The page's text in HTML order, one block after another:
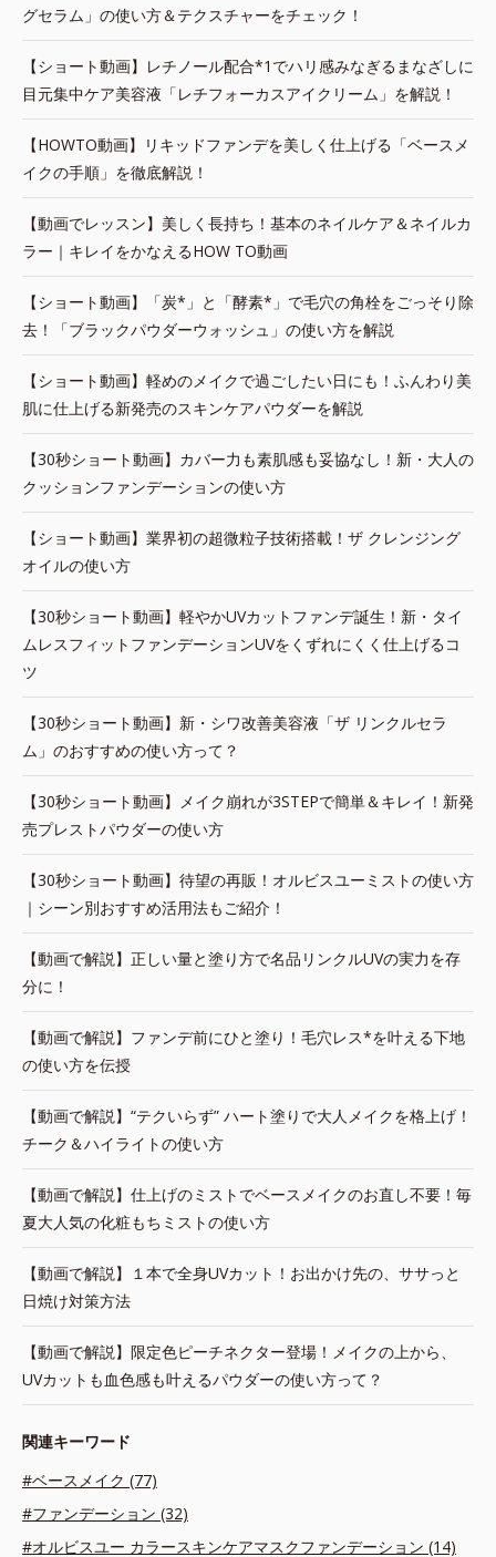
グセラム」の使い方＆テクスチャーをチェック！
【ショート動画】レチノール配合*1でハリ感みなぎるまなざしに
目元集中ケア美容液「レチフォーカスアイクリーム」を解説！
【HOWTO動画】リキッドファンデを美しく仕上げる「ベースメ
イクの手順」を徹底解説！
【動画でレッスン】美しく長持ち！基本のネイルケア＆ネイルカ
ラー｜キレイをかなえるHOW TO動画
【ショート動画】「炭*」と「酵素*」で毛穴の角栓をごっそり除
去！「ブラックパウダーウォッシュ」の使い方を解説
【ショート動画】軽めのメイクで過ごしたい日にも！ふんわり美
肌に仕上げる新発売のスキンケアパウダーを解説
【30秒ショート動画】カバー力も素肌感も妥協なし！新・大人の
クッションファンデーションの使い方
【ショート動画】業界初の超微粒子技術搭載！ザ クレンジング
オイルの使い方
【30秒ショート動画】軽やかUVカットファンデ誕生！新・タイ
ムレスフィットファンデーションUVをくずれにくく仕上げるコ
ツ
【30秒ショート動画】新・シワ改善美容液「ザ リンクルセラ
ム」のおすすめの使い方って？
【30秒ショート動画】メイク崩れが3STEPで簡単＆キレイ！新発
売プレストパウダーの使い方
【30秒ショート動画】待望の再販！オルビスユーミストの使い方
｜シーン別おすすめ活用法もご紹介！
【動画で解説】正しい量と塗り方で名品リンクルUVの実力を存
分に！
【動画で解説】ファンデ前にひと塗り！毛穴レス*を叶える下地
の使い方を伝授
【動画で解説】“テクいらず” ハート塗りで大人メイクを格上げ！
チーク＆ハイライトの使い方
【動画で解説】仕上げのミストでベースメイクのお直し不要！毎
夏大人気の化粧もちミストの使い方
【動画で解説】１本で全身UVカット！お出かけ先の、ササっと
日焼け対策方法
【動画で解説】限定色ピーチネクター登場！メイクの上から、
UVカットも血色感も叶えるパウダーの使い方って？
関連キーワード
#ベースメイク (77)
#ファンデーション (32)
#オルビスユー カラースキンケアマスクファンデーション (14)